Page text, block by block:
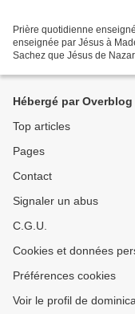
Prière quotidienne
enseignée par Jésus à
Sachez que Jésus de
Hébergé par Overblog
Top articles
Pages
Contact
Signaler un abus
C.G.U.
Cookies et données
Préférences cookies
Voir le profil de